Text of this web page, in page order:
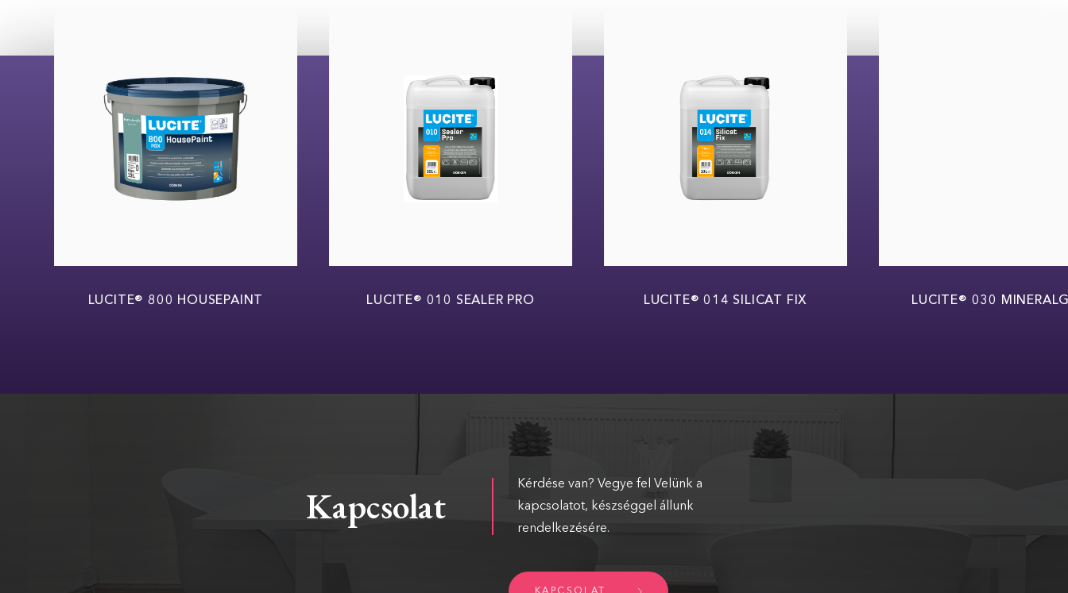
LUCITE® 800 HOUSEPAINT LUCITE® 010 SEALER PRO LUCITE® 014 SILICAT FIX LUCITE® 030
Kapcsolat
Kérdése van? Vegye fel Velünk a
kapcsolatot, készséggel állunk
rendelkezésére.